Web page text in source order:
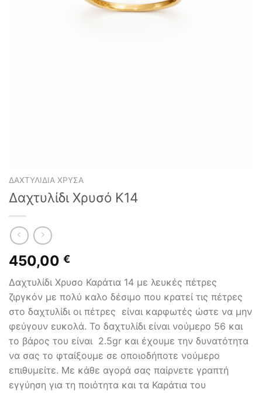
ΔΑΧΤΥΛΊΔΙΑ ΧΡΥΣΆ
Δαχτυλίδι Χρυσό Κ14
450,00 €
Δαχτυλίδι Χρυσο Καράτια 14 με λευκές πέτρες
ζιργκόν με πολύ καλο δέσιμο που κρατεί τις πέτρες
στο δαχτυλίδι οι πέτρες είναι καρφωτές ώστε να μην
φεύγουν ευκολά. Το δαχτυλίδι είναι νούμερο 56 και
το βάρος του είναι 2.5gr και έχουμε την δυνατότητα
να σας το φταίξουμε σε οποιοδήποτε νούμερο
επιθυμείτε. Με κάθε αγορά σας παίρνετε γραπτή
εγγύηση για τη ποιότητα και τα Καράτια του